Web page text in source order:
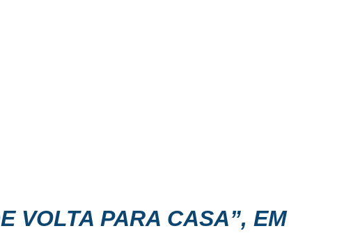
VOLTA PARA CASA”, EM